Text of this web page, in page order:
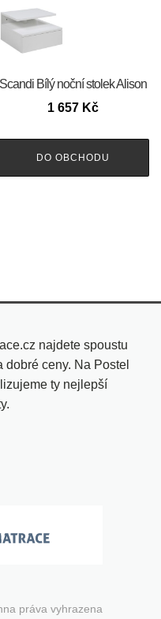
Scandi Bílý noční stolek Alison
1 657 Kč
DO OBCHODU
najdete spoustu
ceny. Na Postel
ty nejlepší
práva vyhrazena